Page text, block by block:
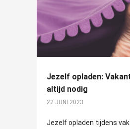
Jezelf opladen:
altijd nodig
22 JUNI 2023
Jezelf opladen tijdens